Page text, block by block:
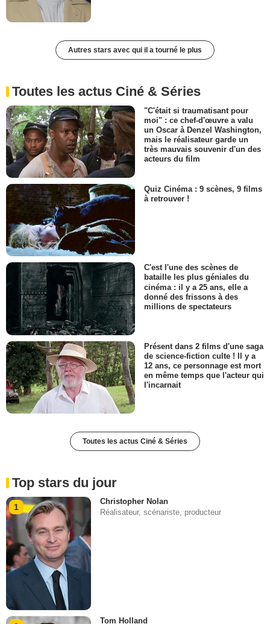
Autres stars avec qui il a tourné le plus
Toutes les actus Ciné & Séries
"C'était si traumatisant pour
moi" : ce chef-d'œuvre a valu
un Oscar à Denzel Washington,
mais le réalisateur garde un
très mauvais souvenir d'un des
acteurs du film
Quiz Cinéma : 9 scènes, 9 films
à retrouver !
C'est l'une des scènes de
bataille les plus géniales du
cinéma : il y a 25 ans, elle a
donné des frissons à des
millions de spectateurs
Présent dans 2 films d'une saga
de science-fiction culte ! Il y a
12 ans, ce personnage est mort
en même temps que l'acteur qui
l'incarnait
Toutes les actus Ciné & Séries
Top stars du jour
1
Christopher Nolan
Réalisateur, scénariste, producteur
Tom Holland